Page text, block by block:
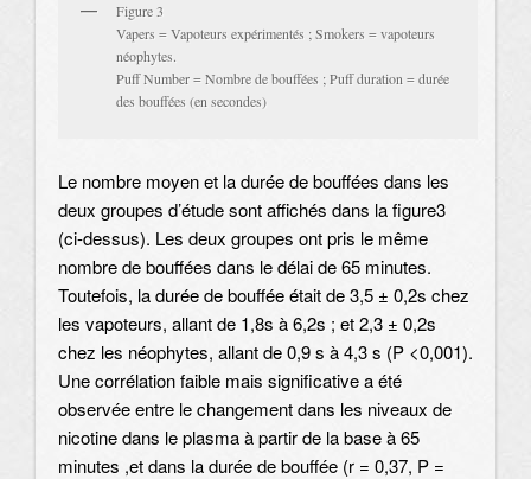
Figure 3
Vapers = Vapoteurs expérimentés ; Smokers = vapoteurs
néophytes.
Puff Number = Nombre de bouffées ; Puff duration = durée
des bouffées (en secondes)
Le nombre moyen et la durée de bouffées dans les
deux groupes d’étude sont affichés dans la figure3
(ci-dessus). Les deux groupes ont pris le même
nombre de bouffées dans le délai de 65 minutes.
Toutefois, la durée de bouffée était de 3,5 ± 0,2s chez
les vapoteurs, allant de 1,8s à 6,2s ; et 2,3 ± 0,2s
chez les néophytes, allant de 0,9 s à 4,3 s (P <0,001).
Une corrélation faible mais significative a été
observée entre le changement dans les niveaux de
nicotine dans le plasma à partir de la base à 65
minutes ,et dans la durée de bouffée (r = 0,37, P =